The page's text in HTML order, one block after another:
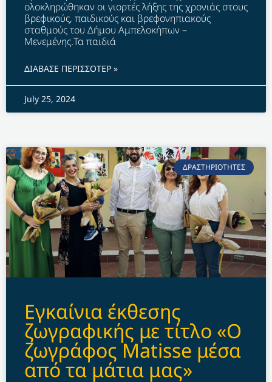
ολοκληρώθηκαν οι γιορτές λήξης της χρονιάς στους
βρεφικούς, παιδικούς και βρεφονηπιακούς
σταθμούς του Δήμου Αμπελοκήπων –
Μενεμένης.Τα παιδιά
ΔΙΑΒΑΣΕ ΠΕΡΙΣΣΟΤΕΡ »
July 25, 2024
ΔΡΑΣΤΗΡΙΟΤΗΤΕΣ
Εγκαίνια έκθεσης
ζωγραφικής με τίτλο «Ο
ζωγράφος Matisse μέσα
από τα μάτια μας»